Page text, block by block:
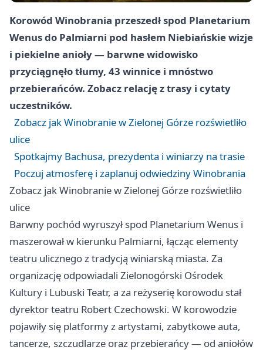
Korowód Winobrania przeszedł spod Planetarium
Wenus do Palmiarni pod hasłem Niebiańskie wizje
i piekielne anioły — barwne widowisko
przyciągnęło tłumy, 43 winnice i mnóstwo
przebierańców. Zobacz relację z trasy i cytaty
uczestników.
Zobacz jak Winobranie w Zielonej Górze rozświetliło
ulice
Spotkajmy Bachusa, prezydenta i winiarzy na trasie
Poczuj atmosferę i zaplanuj odwiedziny Winobrania
Zobacz jak Winobranie w Zielonej Górze rozświetliło
ulice
Barwny pochód wyruszył spod Planetarium Wenus i
maszerował w kierunku Palmiarni, łącząc elementy
teatru ulicznego z tradycją winiarską miasta. Za
organizację odpowiadali Zielonogórski Ośrodek
Kultury i Lubuski Teatr, a za reżyserię korowodu stał
dyrektor teatru Robert Czechowski. W korowodzie
pojawiły się platformy z artystami, zabytkowe auta,
tancerze, szczudlarze oraz przebierańcy — od aniołów